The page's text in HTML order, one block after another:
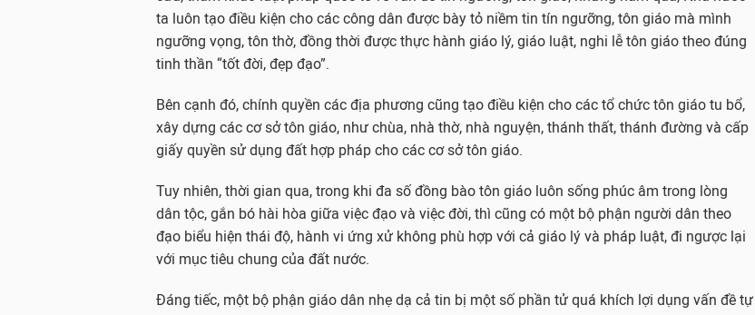
ta luôn tạo điều kiện cho các công dân được bày tỏ niềm tin tín ngưỡng, tôn giáo mà mình
ngưỡng vọng, tôn thờ, đồng thời được thực hành giáo lý, giáo luật, nghi lễ tôn giáo theo đúng
tinh thần “tốt đời, đẹp đạo”.
Bên cạnh đó, chính quyền các địa phương cũng tạo điều kiện cho các tổ chức tôn giáo tu bổ,
xây dựng các cơ sở tôn giáo, như chùa, nhà thờ, nhà nguyện, thánh thất, thánh đường và cấp
giấy quyền sử dụng đất hợp pháp cho các cơ sở tôn giáo.
Tuy nhiên, thời gian qua, trong khi đa số đồng bào tôn giáo luôn sống phúc âm trong lòng
dân tộc, gắn bó hài hòa giữa việc đạo và việc đời, thì cũng có một bộ phận người dân theo
đạo biểu hiện thái độ, hành vi ứng xử không phù hợp với cả giáo lý và pháp luật, đi ngược lại
với mục tiêu chung của đất nước.
Đáng tiếc, một bộ phận giáo dân nhẹ dạ cả tin bị một số phần tử quá khích lợi dụng vấn đề tự
n
P
h
ú
c
t
ì
n
n
P
h
ú
c
t
ì
n
n
P
h
ú
c
t
ì
n